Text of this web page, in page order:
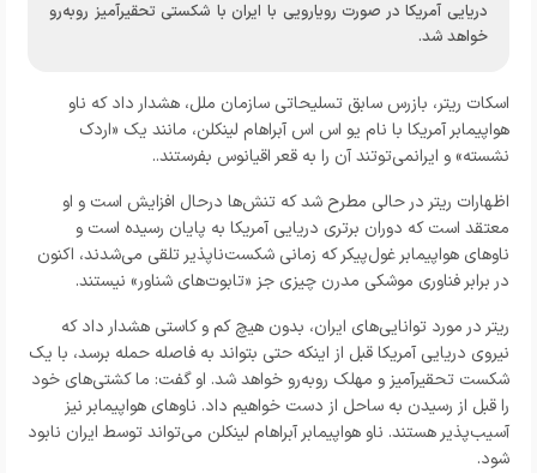
دریایی آمریکا در صورت رویارویی با ایران با شکستی تحقیرآمیز روبه‌رو
خواهد شد.
اسکات ریتر، بازرس سابق تسلیحاتی سازمان ملل، هشدار داد که ناو
هواپیمابر آمریکا با نام یو اس اس آبراهام لینکلن، مانند یک «اردک
نشسته» و ایرانمی‌توتند آن را به قعر اقیانوس بفرستند..
اظهارات ریتر در حالی مطرح شد که تنش‌ها درحال افزایش است و او
معتقد است که دوران برتری دریایی آمریکا به پایان رسیده است و
ناو‌های هواپیمابر غول‌پیکر که زمانی شکست‌ناپذیر تلقی می‌شدند، اکنون
در برابر فناوری موشکی مدرن چیزی جز «تابوت‌های شناور» نیستند.
ریتر در مورد توانایی‌های ایران، بدون هیچ کم و کاستی هشدار داد که
نیروی دریایی آمریکا قبل از اینکه حتی بتواند به فاصله حمله برسد، با یک
شکست تحقیرآمیز و مهلک رو‌به‌رو خواهد شد. او گفت: ما کشتی‌های خود
را قبل از رسیدن به ساحل از دست خواهیم داد. ناو‌های هواپیمابر نیز
آسیب‌پذیر هستند. ناو هواپیمابر آبراهام لینکلن می‌تواند توسط ایران نابود
شود.